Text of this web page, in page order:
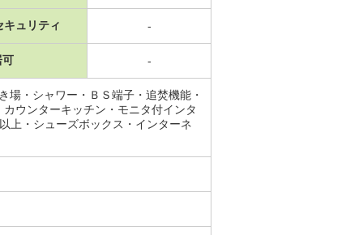
キュリティ -
可 -
場・シャワー・ＢＳ端子・追焚機能・
ウンターキッチン・モニタ付インタ
上・シューズボックス・インターネ